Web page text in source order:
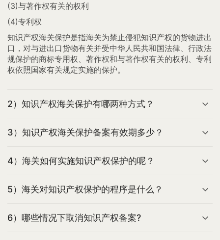
(3)与著作权有关的权利
(4)专利权
知识产权海关保护是指海关为禁止侵犯知识产权的货物进出
口，对与进出口货物有关并受中华人民共和国法律、行政法
规保护的商标专用权、著作权和与著作权有关的权利、专利
权依照国家有关规定实施的保护。
2）知识产权海关保护有哪两种方式？
3）知识产权海关保护备案有效期多少？
4）海关如何实施知识产权保护的呢？
5）海关对知识产权保护的程序是什么？
6）哪些情况下取消知识产权备案?